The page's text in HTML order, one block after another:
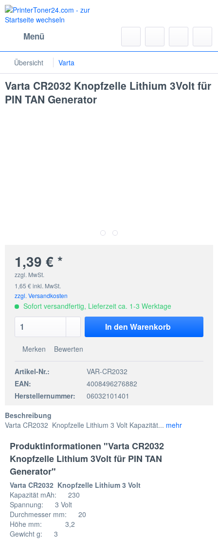
Menü
Übersicht Varta
Varta CR2032 Knopfzelle Lithium 3Volt für
PIN TAN Generator
1,39 € *
zzgl. MwSt.
1,65 € inkl. MwSt.
zzgl. Versandkosten
Sofort versandfertig, Lieferzeit ca. 1-3 Werktage
In den Warenkorb
Merken Bewerten
Artikel-Nr.:
VAR-CR2032
EAN:
4008496276882
Herstellernummer:
06032101401
Beschreibung
Varta CR2032 Knopfzelle Lithium 3 Volt Kapazität... mehr
Produktinformationen "Varta CR2032
Knopfzelle Lithium 3Volt für PIN TAN
Generator"
Varta CR2032 Knopfzelle Lithium 3 Volt
Kapazität mAh: 230
Spannung: 3 Volt
Durchmesser mm: 20
Höhe mm: 3,2
Gewicht g: 3